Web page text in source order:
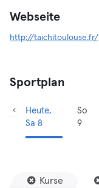
Webseite
http://taichitoulouse.fr/
Sportplan
Heute,
Sa 8
So
9
Kurse